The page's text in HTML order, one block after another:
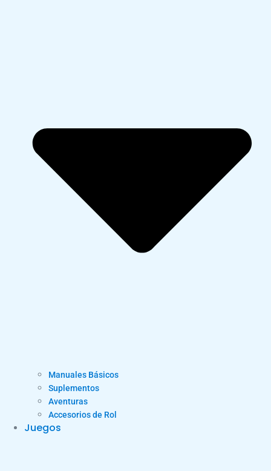
Manuales Básicos
Suplementos
Aventuras
Accesorios de Rol
Juegos